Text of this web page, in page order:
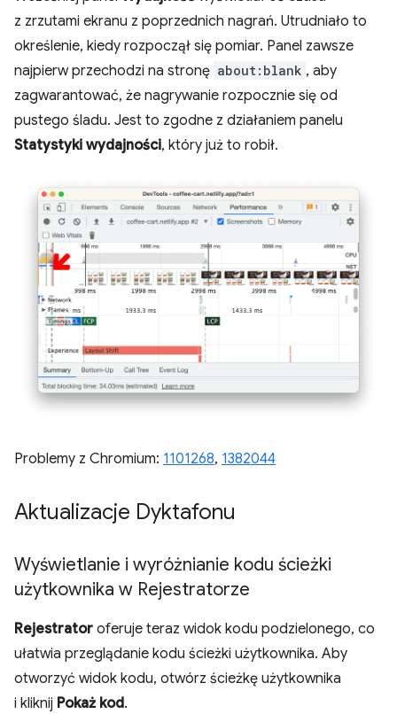
z zrzutami ekranu z poprzednich nagrań. Utrudniało to
określenie, kiedy rozpoczął się pomiar. Panel zawsze
najpierw przechodzi na stronę about:blank , aby
zagwarantować, że nagrywanie rozpocznie się od
pustego śladu. Jest to zgodne z działaniem panelu
Statystyki wydajności, który już to robił.
Problemy z Chromium: 1101268, 1382044
Aktualizacje Dyktafonu
Wyświetlanie i wyróżnianie kodu ścieżki
użytkownika w Rejestratorze
Rejestrator oferuje teraz widok kodu podzielonego, co
ułatwia przeglądanie kodu ścieżki użytkownika. Aby
otworzyć widok kodu, otwórz ścieżkę użytkownika
i kliknij Pokaż kod.